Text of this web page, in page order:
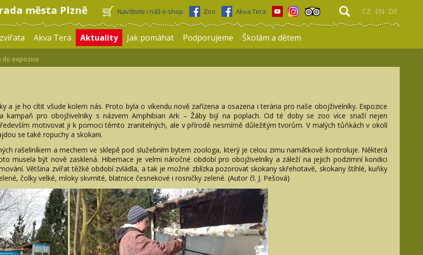
města Plzně CZ EN DE
Navštivte i náš e-shop Zoo Akva Tera
Akva Tera Aktuality Jak pomáhat Podporujeme Školám a dětem
expozice
a je ho cítit všude kolem nás. Proto byla o víkendu nově zařízena a osazena i terária pro naše obojživelníky. Expozice
kampaň pro obojživelníky s názvem Amphibian Ark – Žáby bijí na poplach. Od té doby se zoo více snaží nejen
motivovat ji k pomoci těmto zranitelných, ale v přírodě nesmírně důležitým tvorům. V malých tůňkách v okolí
se také ropuchy a skokani.
rašeliníkem a mechem ve sklepě pod služebním bytem zoologa, který je celou zimu namátkově kontroluje. Některá
musela být nově zasklená. Hibernace je velmi náročné období pro obojživelníky a záleží na jejich podzimní kondici
Většina zvířat těžké období zvládla, a tak je možné zblízka pozorovat skokany skřehotavé, skokany štíhlé, kuňky
čolky velké, mloky skvrnité, blatnice česnekové i rosničky zelené. (Autor čl. J. Pešová)